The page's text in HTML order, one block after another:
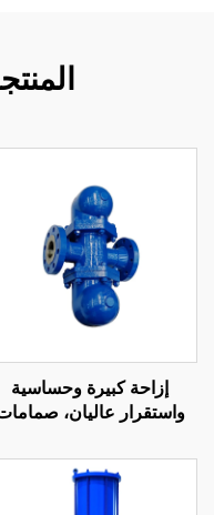
إزاحة كبيرة وحساسية
واستقرار عاليان،
الطفو الكروي للبيئات
الشوائب العالية في المياه
العادمة